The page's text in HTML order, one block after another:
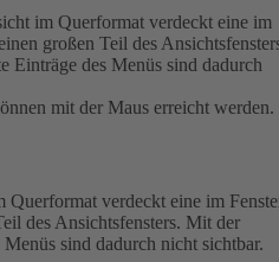
im Querformat verdeckt eine im
großen Teil des
Einträge des Menüs sind dadurch
mit der Maus erreicht werden.
Querformat verdeckt eine im
des Ansichtsfensters. Mit der
sind dadurch nicht sichtbar.